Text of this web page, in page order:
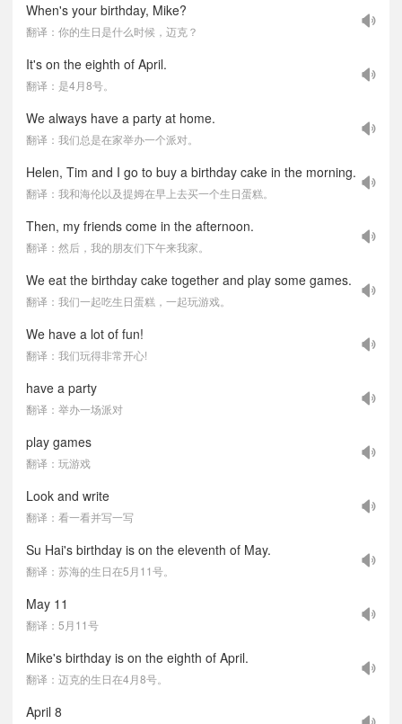
When's your birthday, Mike?
翻译：你的生日是什么时候，迈克？
It's on the eighth of April.
翻译：是4月8号。
We always have a party at home.
翻译：我们总是在家举办一个派对。
Helen, Tim and I go to buy a birthday cake in the morning.
翻译：我和海伦以及提姆在早上去买一个生日蛋糕。
Then, my friends come in the afternoon.
翻译：然后，我的朋友们下午来我家。
We eat the birthday cake together and play some games.
翻译：我们一起吃生日蛋糕，一起玩游戏。
We have a lot of fun!
翻译：我们玩得非常开心!
have a party
翻译：举办一场派对
play games
翻译：玩游戏
Look and write
翻译：看一看并写一写
Su Hai's birthday is on the eleventh of May.
翻译：苏海的生日在5月11号。
May 11
翻译：5月11号
Mike's birthday is on the eighth of April.
翻译：迈克的生日在4月8号。
April 8